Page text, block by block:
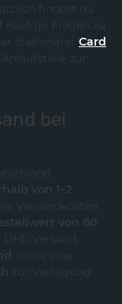
findest du
häufige Fragen zu
stationärer Card
zur
bei
von 1–2
Versandkosten
von 80
Versand,
sowie eine
zur Verfügung.